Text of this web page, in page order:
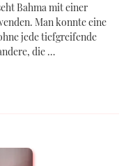
Bahma mit einer
Man konnte eine
jede tiefgreifende
die …